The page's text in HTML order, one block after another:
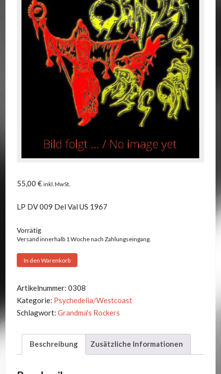
55,00 € inkl. MwSt.
LP DV 009 Del Val US 1967
Vorrätig
Versand innerhalb 1 Woche nach Zahlungseingang.
Grandma's
-
Homemade
Apple
And
Yankee
Ingenuity
Menge
In den Warenkorb
Artikelnummer: 0308
Kategorie: Psychedelia/Westcoast
Schlagwort: Grandma's Rockers
Beschreibung Zusätzliche Informationen